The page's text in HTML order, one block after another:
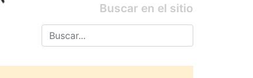
Buscar en el sitio